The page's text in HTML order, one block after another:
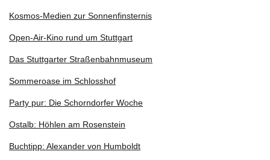
Kosmos-Medien zur Sonnenfinsternis
Open-Air-Kino rund um Stuttgart
Das Stuttgarter Straßenbahnmuseum
Sommeroase im Schlosshof
Party pur: Die Schorndorfer Woche
Ostalb: Höhlen am Rosenstein
Buchtipp: Alexander von Humboldt